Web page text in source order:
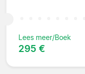
Lees meer/Boek
295 €